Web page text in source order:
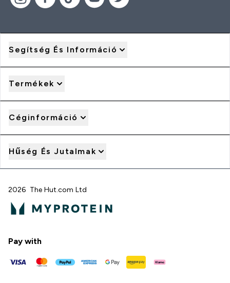
Segítség És Információ
Termékek
Céginformáció
Hűség És Jutalmak
2026 The Hut.com Ltd
Pay with